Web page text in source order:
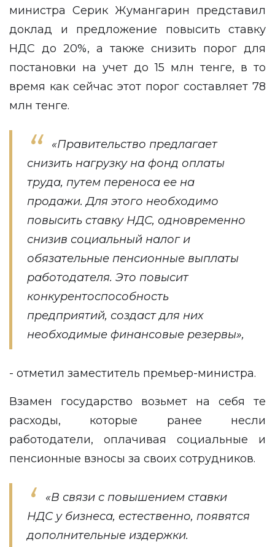
министра Серик Жумангарин представил
доклад и предложение повысить ставку
НДС до 20%, а также снизить порог для
постановки на учет до 15 млн тенге, в то
время как сейчас этот порог составляет 78
млн тенге.
«Правительство предлагает
снизить нагрузку на фонд оплаты
труда, путем переноса ее на
продажи. Для этого необходимо
повысить ставку НДС, одновременно
снизив социальный налог и
обязательные пенсионные выплаты
работодателя. Это повысит
конкурентоспособность
предприятий, создаст для них
необходимые финансовые резервы»,
- отметил заместитель премьер-министра.
Взамен государство возьмет на себя те
расходы, которые ранее несли
работодатели, оплачивая социальные и
пенсионные взносы за своих сотрудников.
«В связи с повышением ставки
НДС у бизнеса, естественно, появятся
дополнительные издержки.